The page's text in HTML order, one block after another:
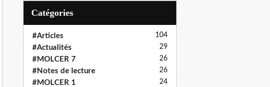
Catégories
#Articles 104
#Actualités 29
#MOLCER 7 26
#Notes de lecture 26
#MOLCER 1 24